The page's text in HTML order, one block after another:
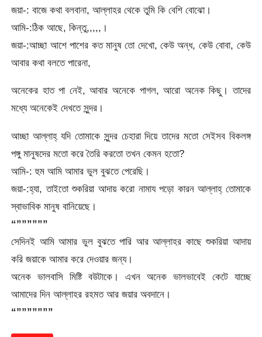
জয়া-: বাজে কথা বলবানা, আল্লাহর থেকে তুমি কি বেশি বোঝো।
আমি-:ঠিক আছে, কিন্তু,,,,,।
জয়া-:আচ্ছা আশে পাশের কত মানুষ তো দেখো, কেউ অন্ধ, কেউ বোবা, কেউ
আবার কথা বলতে পারেনা,
অনেকের হাত পা নেই, আবার অনেকে পাগল, আরো অনেক কিছু। তাদের
মধ্যে অনেকেই দেখতে সুন্দর।
আচ্ছা আল্লাহ্ যদি তোমাকে সুন্দর চেহারা দিয়ে তাদের মতো সেইসব বিকলঙ্গ
পঙ্গু মানুষদের মতো করে তৈরি করতো তখন কেমন হতো?
আমি-: হুম আমি আমার ভুল বুঝতে পেরেছি।
জয়া-:হ্যা, তাইতো শুকরিয়া আদায় করো নামায পড়ো কারন আল্লাহ্ তোমাকে
স্বাভাবিক মানুষ বানিয়েছে।
“””””””
সেদিনই আমি আমার ভুল বুঝতে পারি আর আল্লাহর কাছে শুকরিয়া আদায়
করি জয়াকে আমার করে দেওয়ার জন্য।
অনেক ভালবাসি মিষ্টি বউটাকে। এখন অনেক ভালভাবেই কেটে যাচ্ছে
আমাদের দিন আল্লাহর রহমত আর জয়ার অবদানে।
“”””””””